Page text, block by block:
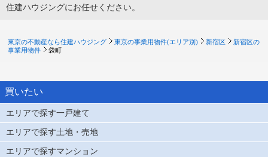
住建ハウジングにお任せください。
東京の不動産なら住建ハウジング 東京の事業用物件(エリア別) 新宿区
新宿区の
事業用物件
袋町
買いたい
エリアで探す一戸建て
エリアで探す土地・売地
エリアで探すマンション